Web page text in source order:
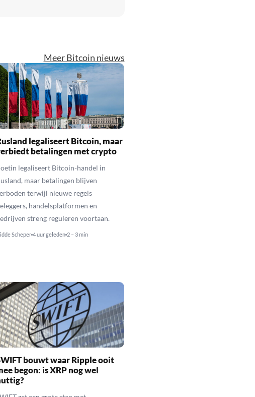
Meer Bitcoin nieuws
legaliseert Bitcoin, maar
betalingen met crypto
legaliseert Bitcoin-handel in
maar betalingen blijven
terwijl nieuwe regels
handelsplatformen en
streng reguleren voortaan.
Scheper 4 uur geleden 2 – 3 min
bouwt waar Ripple ooit
begon: is XRP nog wel